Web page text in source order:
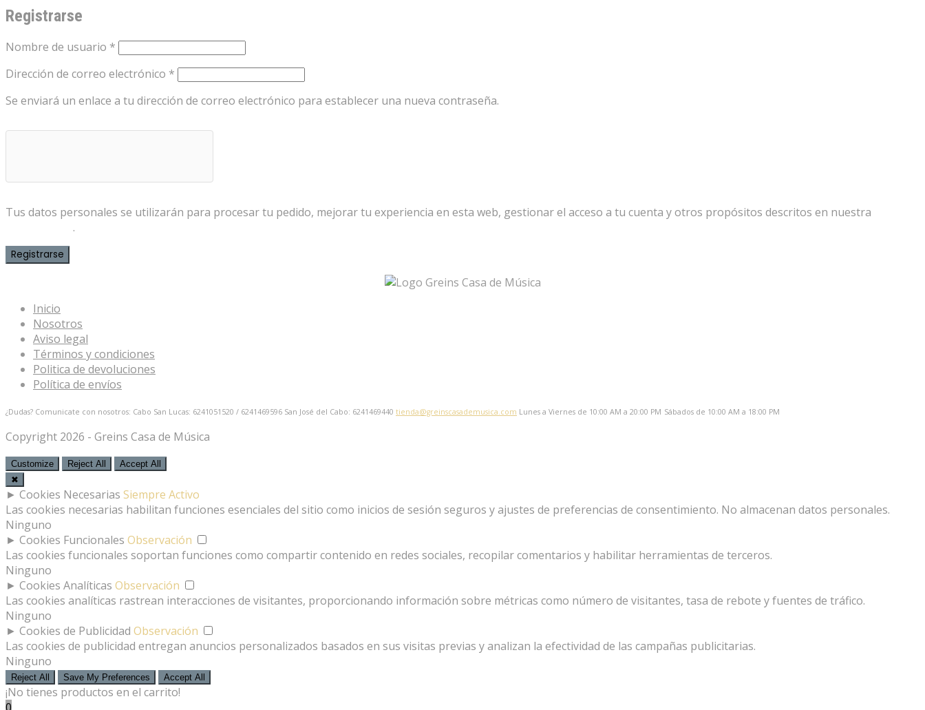
Registrarse
Nombre de usuario * Obligatorio
Dirección de correo electrónico * Obligatorio
Se enviará un enlace a tu dirección de correo electrónico para establecer una nueva contraseña.
Tus datos personales se utilizarán para procesar tu pedido, mejorar tu experiencia en esta web, gestionar el acceso a tu cuenta y otros propósitos descritos en nuestra
.
Registrarse
Inicio
Nosotros
Aviso legal
Términos y condiciones
Politica de devoluciones
Política de envíos
¿Dudas? Comunicate con nosotros: Cabo San Lucas: 6241051520 / 6241469596 San José del Cabo: 6241469440 tienda@greinscasademusica.com Lunes a Viernes de 10:00 AM a 20:00 PM Sábados de 10:00 AM a 18:00 PM
Copyright 2026 - Greins Casa de Música
Customize Reject All
Accept All
✖
► Cookies Necesarias Siempre Activo
Las cookies necesarias habilitan funciones esenciales del sitio como inicios de sesión seguros y ajustes de preferencias de consentimiento. No almacenan datos personales.
Ninguno
► Cookies Funcionales Observación
Las cookies funcionales soportan funciones como compartir contenido en redes sociales, recopilar comentarios y habilitar herramientas de terceros.
Ninguno
► Cookies Analíticas Observación
Las cookies analíticas rastrean interacciones de visitantes, proporcionando información sobre métricas como número de visitantes, tasa de rebote y fuentes de tráfico.
Ninguno
► Cookies de Publicidad Observación
Las cookies de publicidad entregan anuncios personalizados basados en sus visitas previas y analizan la efectividad de las campañas publicitarias.
Ninguno
Reject All Save My Preferences Accept All
¡No tienes productos en el carrito!